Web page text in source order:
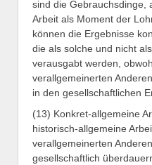
sind die Gebrauchsdinge,
Arbeit als Moment der
können die Ergebnisse
die als solche und nicht
verausgabt werden,
verallgemeinerten
in den gesellschaftlichen
(13) Konkret-allgemeine
historisch-allgemeine
verallgemeinerten
gesellschaftlich